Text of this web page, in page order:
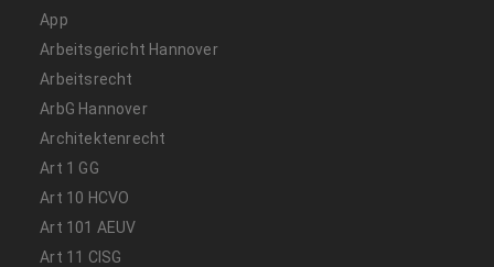
App
Arbeitsgericht Hannover
Arbeitsrecht
ArbG Hannover
Architektenrecht
Art 1 GG
Art 10 HCVO
Art 101 AEUV
Art 11 CISG